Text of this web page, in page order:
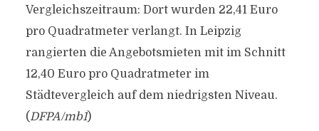
Vergleichszeitraum: Dort wurden 22,41 Euro
pro Quadratmeter verlangt. In Leipzig
rangierten die Angebotsmieten mit im Schnitt
12,40 Euro pro Quadratmeter im
Städtevergleich auf dem niedrigsten Niveau.
(DFPA/mb1)